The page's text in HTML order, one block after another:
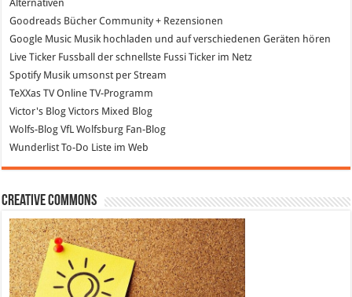
Alternativen
Goodreads Bücher Community + Rezensionen
Google Music Musik hochladen und auf verschiedenen Geräten hören
Live Ticker Fussball
der schnellste Fussi Ticker im Netz
SpotifyMusik umsonst per Stream
TeXXas TVOnline TV-Programm
Victor's Blog Victors Mixed Blog
Wolfs-Blog VfL Wolfsburg Fan-Blog
WunderlistTo-Do Liste im Web
Creative Commons